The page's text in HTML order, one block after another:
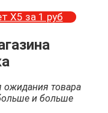
Х5 за 1 руб
ожидания товара
и больше